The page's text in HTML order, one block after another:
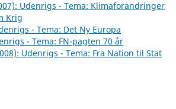
Udenrigs - Tema: Klimaforandringer
Krig
- Tema: Det Ny Europa
- Tema: FN-pagten 70 år
Udenrigs - Tema: Fra Nation til Stat